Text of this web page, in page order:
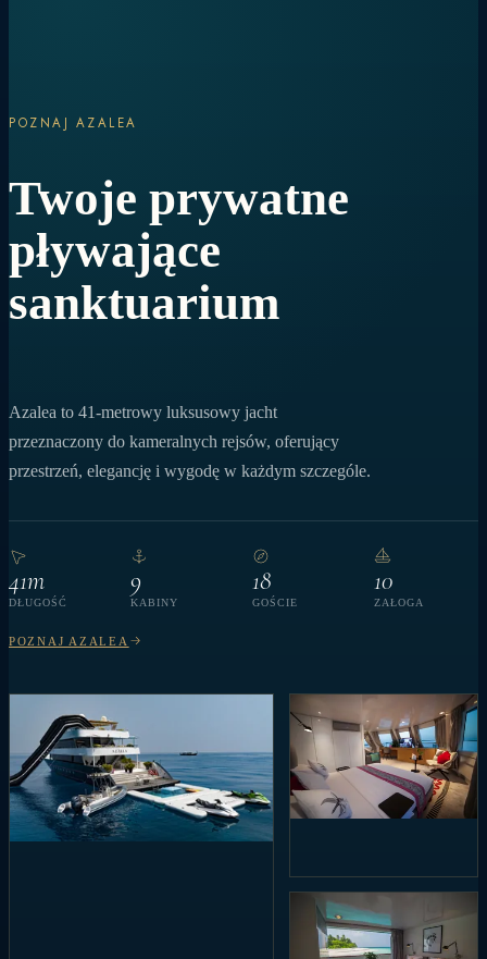
POZNAJ AZALEA
Twoje prywatne
pływające
sanktuarium
Azalea to 41-metrowy luksusowy jacht
przeznaczony do kameralnych rejsów, oferujący
przestrzeń, elegancję i wygodę w każdym szczególe.
41m
DŁUGOŚĆ
9
KABINY
18
GOŚCIE
10
ZAŁOGA
POZNAJ AZALEA